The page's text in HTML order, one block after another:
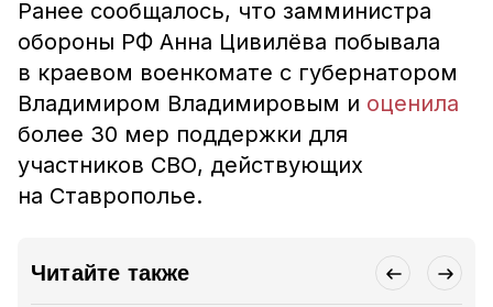
Ранее сообщалось, что замминистра
обороны РФ Анна Цивилёва побывала
в краевом военкомате с губернатором
Владимиром Владимировым и оценила
более 30 мер поддержки для
участников СВО, действующих
на Ставрополье.
Читайте также